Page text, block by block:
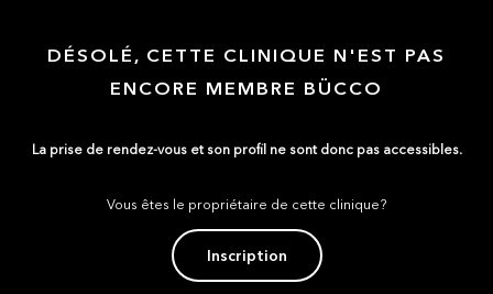
DÉSOLÉ, CETTE CLINIQUE N'EST PAS
ENCORE MEMBRE BÜCCO
La prise de rendez-vous et son profil ne sont donc pas accessibles.
Vous êtes le propriétaire de cette clinique?
Inscription